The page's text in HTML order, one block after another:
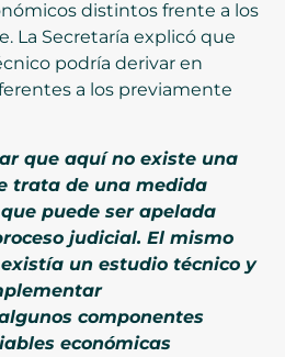
distintos frente a los
La Secretaría explicó que
podría derivar en
a los previamente
que aquí no existe una
trata de una medida
puede ser apelada
judicial. El mismo
un estudio técnico y
componentes
económicas